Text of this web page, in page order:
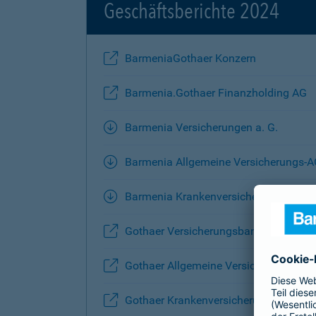
Geschäftsberichte 2024
BarmeniaGothaer Konzern
Barmenia.Gothaer Finanzholding AG
Barmenia Versicherungen a. G.
Barmenia Allgemeine Versicherungs-
Barmenia Krankenversicherung AG
Gothaer Versicherungsbank VVaG
Gothaer Allgemeine Versicherung AG
Gothaer Krankenversicherung AG